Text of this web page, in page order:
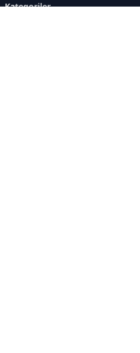
Kategoriler